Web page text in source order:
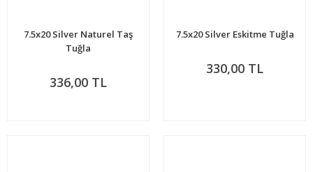
7.5x20 Silver Naturel Taş
Tuğla
336,00 TL
7.5x20 Silver Eskitme Tuğla
330,00 TL